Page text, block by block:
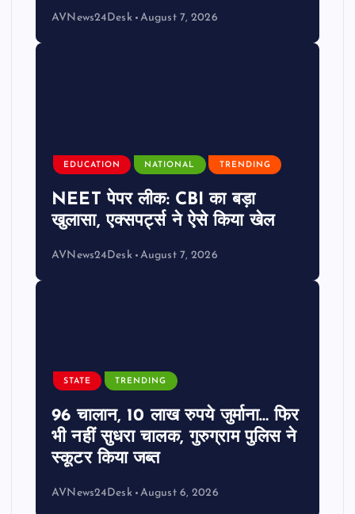
AVNews24Desk August 7, 2026
EDUCATION NATIONAL TRENDING
NEET पेपर लीक: CBI का बड़ा
खुलासा, एक्सपर्ट्स ने ऐसे किया खेल
AVNews24Desk August 7, 2026
STATE TRENDING
96 चालान, 10 लाख रुपये जुर्माना… फिर
भी नहीं सुधरा चालक, गुरुग्राम पुलिस ने
स्कूटर किया जब्त
AVNews24Desk August 6, 2026